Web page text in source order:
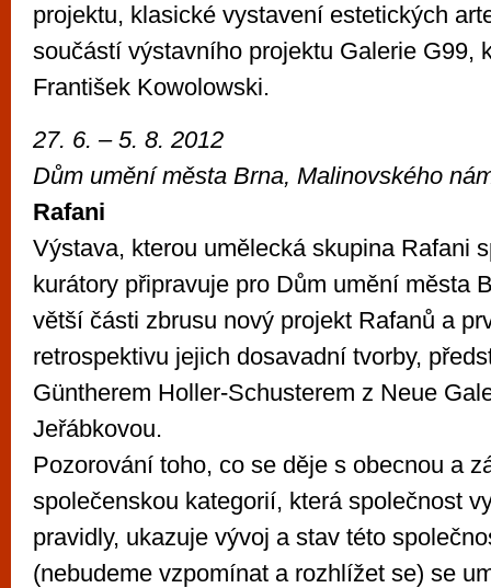
projektu, klasické vystavení estetických
součástí výstavního projektu Galerie G99,
František Kowolowski.
27. 6. – 5. 8. 2012
Dům umění města Brna, Malinovského
Rafani
Výstava, kterou umělecká skupina Rafani
kurátory připravuje pro Dům umění města
větší části zbrusu nový projekt Rafanů a
retrospektivu jejich dosavadní tvorby,
Güntherem Holler-Schusterem z Neue
Jeřábkovou.
Pozorování toho, co se děje s obecnou a
společenskou kategorií, která společnost
pravidly, ukazuje vývoj a stav této
(nebudeme vzpomínat a rozhlížet se) se